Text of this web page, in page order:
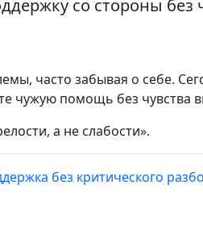
со стороны без
часто забывая о себе.
чужую помощь без чувства
а не слабости».
без критического